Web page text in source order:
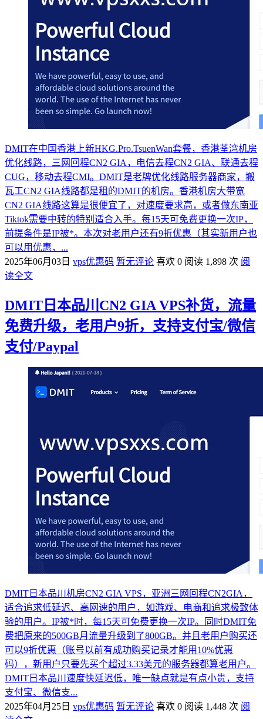
DMIT在中国香港上新HKG.Pro.TsuenWan套餐，香港荃湾机房
优化线路，三网回程CN2 GIA，电信去程CN2 GIA、联通去程
CUG，移动去程CMI。DMIT是老牌优化线路服务器商家，搬
瓦工CN2 GIA线路都是租的DMIT的机房。香港机房大带宽
CN2 GIA线路这算是很便宜了，对速度要求高，或者做东南亚
Tiktok需要中转的特别适合入手。每15天可免费更换一次IP，
前提条件是IP被*。本次对老用户还有9折优惠（其实新用户也
可以用优惠，...
2025年06月03日 vps优惠码 暂无评论 喜欢 0 阅读 1,898 次 阅
读全文
DMIT日本品川CN2 GIA VPS补货，流量
免费升级，老用户9折，支持支付宝/微信
支付/Paypal
DMIT日本品川机房CN2 GIA VPS，亚洲三网回程CN2GIA，
适合追求低延迟、高网速的用户，如游戏、电商和追求极致体
验的用户。IP被*时，每15天可免费更换一次IP。同时DMIT免
费把原来的500GB月流量升级到了800GB。并且老用户购买还
可以9折优惠（账号以前有成功购买记录才能用10%优惠
码），新用户只要先买个超过3.33美元的服务器都算老用户。
DMIT日本品川速度快延迟低，唯一缺点就是有点小贵，支持
支付宝、微信支...
2025年04月25日 vps优惠码 暂无评论 喜欢 0 阅读 1,448 次 阅